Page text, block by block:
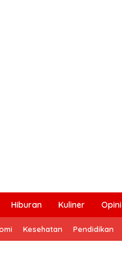
Hiburan Kuliner Opini
Kesehatan Pendidikan